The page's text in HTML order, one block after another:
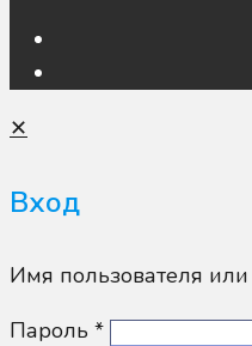
✕
Вход
Имя пользователя
Пароль *